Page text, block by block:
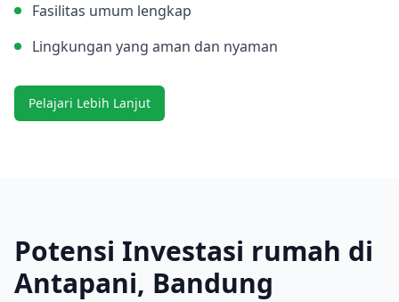
Fasilitas umum lengkap
Lingkungan yang aman dan nyaman
Pelajari Lebih Lanjut
Potensi Investasi rumah di
Antapani, Bandung